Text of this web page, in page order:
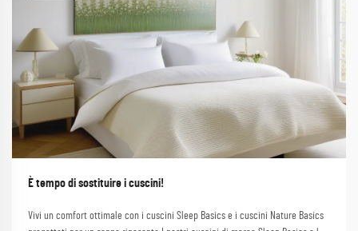
È tempo di sostituire i cuscini!
Vivi un comfort ottimale con i cuscini Sleep Basics e i cuscini Nature Basics